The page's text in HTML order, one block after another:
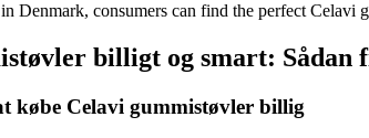
Denmark, consumers can find the perfect
billigt og smart: Sådan
købe Celavi gummistøvler billig